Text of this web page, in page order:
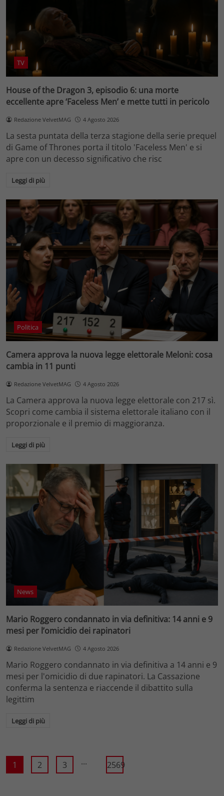
TV
House of the Dragon 3, episodio 6: una morte
eccellente apre ‘Faceless Men’ e mette tutti in pericolo
Redazione VelvetMAG 4 Agosto 2026
La sesta puntata della terza stagione della serie prequel
di Game of Thrones porta il titolo 'Faceless Men' e si
apre con un decesso significativo che risc
Leggi di più
Politica
Camera approva la nuova legge elettorale Meloni: cosa
cambia in 11 punti
Redazione VelvetMAG 4 Agosto 2026
La Camera approva la nuova legge elettorale con 217 sì.
Scopri come cambia il sistema elettorale italiano con il
proporzionale e il premio di maggioranza.
Leggi di più
News
Mario Roggero condannato in via definitiva: 14 anni e 9
mesi per l’omicidio dei rapinatori
Redazione VelvetMAG 4 Agosto 2026
Mario Roggero condannato in via definitiva a 14 anni e 9
mesi per l'omicidio di due rapinatori. La Cassazione
conferma la sentenza e riaccende il dibattito sulla
legittim
Leggi di più
1 2 3 ... 2569